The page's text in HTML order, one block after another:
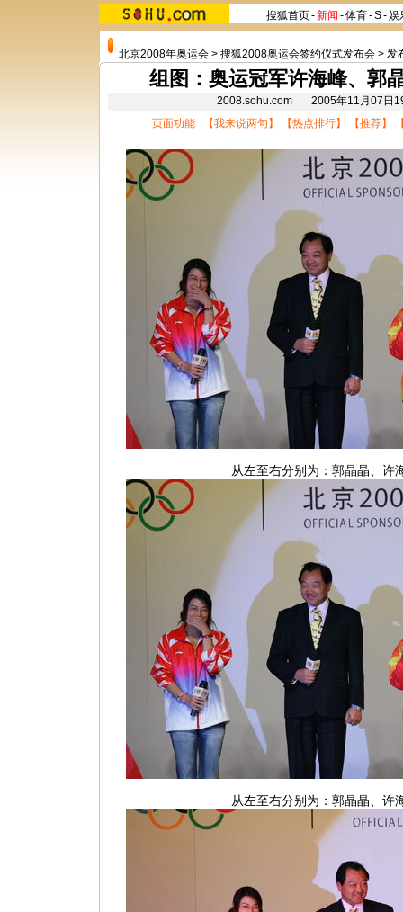
搜狐首页-新闻 -体育-S-娱
北京2008年奥运会 > 搜狐2008奥运会签约仪式发布会 > 发
组图：奥运冠军许海峰、郭
2008.sohu.com 2005年11月07
页面功能 【我来说两句 】 【热点排行】 【推荐】
从左至右分别为：郭晶晶、许
从左至右分别为：郭晶晶、许